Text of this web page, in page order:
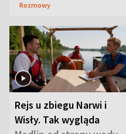
Rozmowy
Rejs u zbiegu Narwi i
Wisły. Tak wygląda